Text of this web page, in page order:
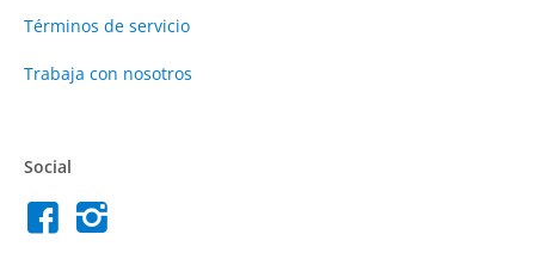
Términos de servicio
Trabaja con nosotros
Social